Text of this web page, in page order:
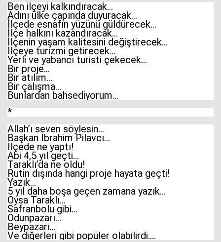
Ben ilçeyi kalkındıracak…
Adını ülke çapında duyuracak…
İlçede esnafın yüzünü güldürecek…
İlçe halkını kazandıracak…
İlçenin yaşam kalitesini değiştirecek…
İlçeye turizmi getirecek…
Yerli ve yabancı turisti çekecek…
Bir proje…
Bir atılım…
Bir çalışma…
Bunlardan bahsediyorum…
*
Allah’ı seven söylesin…
Başkan İbrahim Pilavcı…
İlçede ne yaptı!
Abi 4,5 yıl geçti…
Taraklı’da ne oldu!
Rutin dışında hangi proje hayata geçti!
Yazık…
5 yıl daha boşa geçen zamana yazık…
Oysa Taraklı…
Safranbolu gibi…
Odunpazarı…
Beypazarı…
Ve diğerleri gibi popüler olabilirdi….